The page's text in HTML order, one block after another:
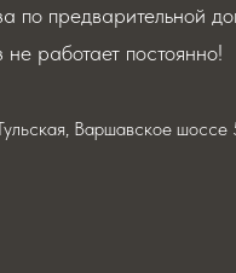
по предварительной
работает постоянно!
Варшавское